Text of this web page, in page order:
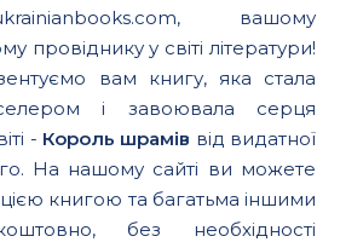
вашому
провіднику у світі літератури!
вам книгу, яка стала
і завоювала серця
- Король шрамів від видатної
На нашому сайті ви можете
книгою та багатьма іншими
без необхідності